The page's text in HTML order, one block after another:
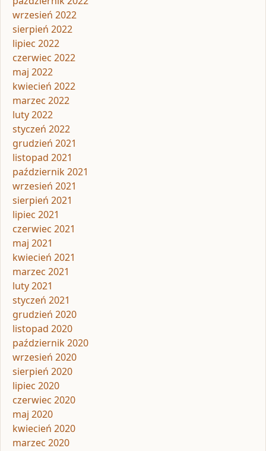
wrzesień 2022
sierpień 2022
lipiec 2022
czerwiec 2022
maj 2022
kwiecień 2022
marzec 2022
luty 2022
styczeń 2022
grudzień 2021
listopad 2021
październik 2021
wrzesień 2021
sierpień 2021
lipiec 2021
czerwiec 2021
maj 2021
kwiecień 2021
marzec 2021
luty 2021
styczeń 2021
grudzień 2020
listopad 2020
październik 2020
wrzesień 2020
sierpień 2020
lipiec 2020
czerwiec 2020
maj 2020
kwiecień 2020
marzec 2020